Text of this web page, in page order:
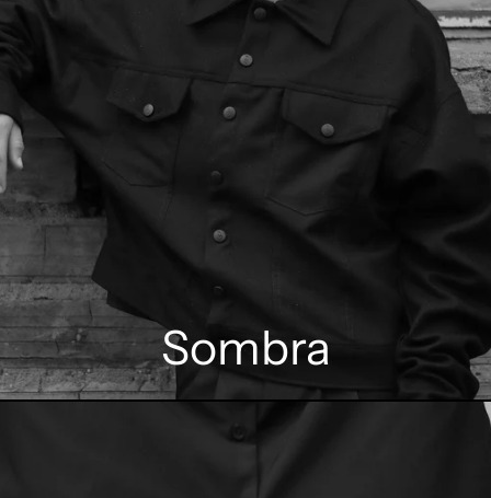
Sombra